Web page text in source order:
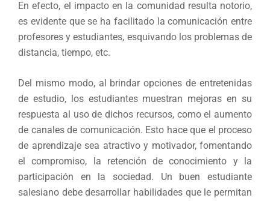
En efecto, el impacto en la comunidad resulta notorio,
es evidente que se ha facilitado la comunicación entre
profesores y estudiantes, esquivando los problemas de
distancia, tiempo, etc.
Del mismo modo, al brindar opciones de entretenidas
de estudio, los estudiantes muestran mejoras en su
respuesta al uso de dichos recursos, como el aumento
de canales de comunicación. Esto hace que el proceso
de aprendizaje sea atractivo y motivador, fomentando
el compromiso, la retención de conocimiento y la
participación en la sociedad. Un buen estudiante
salesiano debe desarrollar habilidades que le permitan